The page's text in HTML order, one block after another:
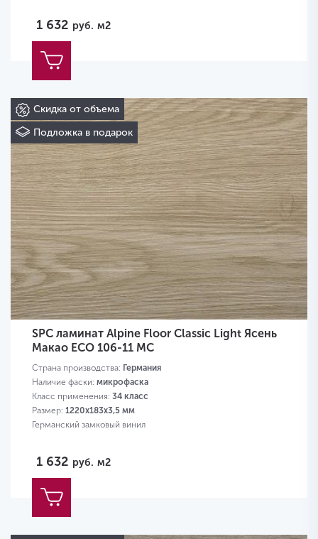
1 632 руб. м2
Скидка от объема
Подложка в подарок
SPC ламинат Alpine Floor Classic Light Ясень
Макао ECO 106-11 MC
Страна производства: Германия
Наличие фаски: микрофаска
Класс применения: 34 класс
Размер: 1220х183х3,5 мм
Германский замковый винил
1 632 руб. м2